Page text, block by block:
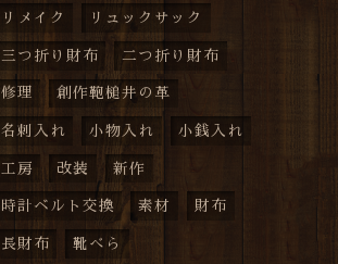
リメイク リュックサック
三つ折り財布 二つ折り財布
修理 創作鞄槌井の革
名刺入れ 小物入れ 小銭入れ
工房 改装 新作
時計ベルト交換 素材 財布
長財布 靴べら